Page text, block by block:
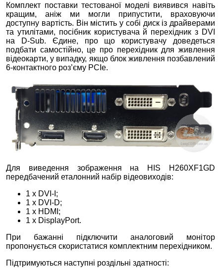
Комплект поставки тестованої моделі виявився навіть
кращим, аніж ми могли припустити, враховуючи
доступну вартість. Він містить у собі диск із драйверами
та утилітами, посібник користувача й перехідник з DVI
на D-Sub. Єдине, про що користувачу доведеться
подбати самостійно, це про перехідник для живлення
відеокарти, у випадку, якщо блок живлення позбавлений
6-контактного роз’єму PCIe.
Для виведення зображення на HIS H260XF1GD
передбачений еталонний набір відеовиходів:
1 х DVI-I;
1 х DVI-D;
1 х HDMI;
1 х DisplayPort.
При бажанні підключити аналоговий монітор
пропонується скористатися комплектним перехідником.
Підтримуються наступні роздільні здатності: